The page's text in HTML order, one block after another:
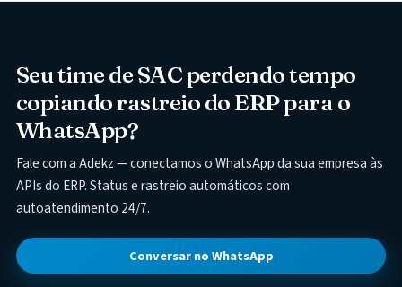
Seu time de SAC perdendo tempo
copiando rastreio do ERP para o
WhatsApp?
Fale com a Adekz — conectamos o WhatsApp da sua empresa às
APIs do ERP. Status e rastreio automáticos com
autoatendimento 24/7.
Conversar no WhatsApp